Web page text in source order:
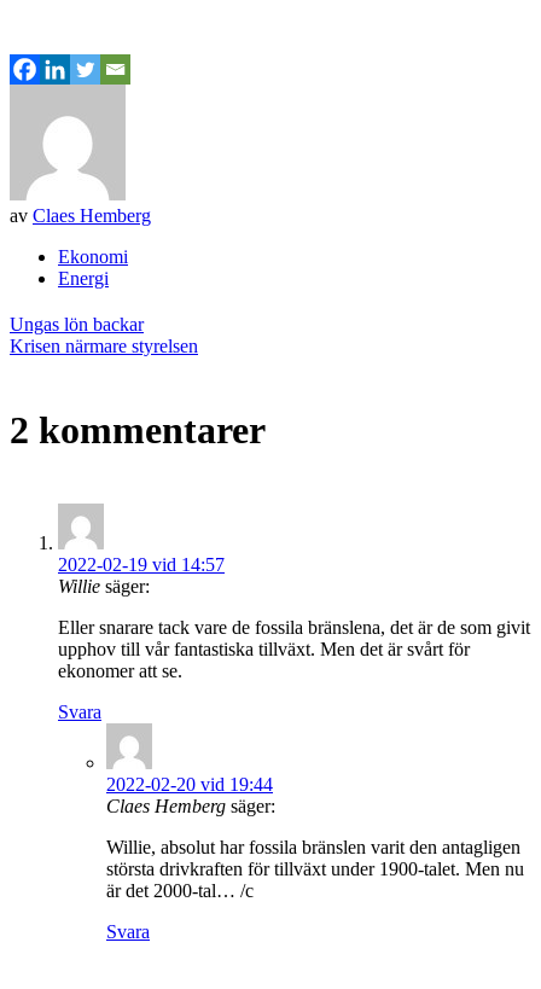
av Claes Hemberg
Ekonomi
Energi
Inläggsnavigering
Ungas lön backar
Krisen närmare styrelsen
2 kommentarer
2022-02-19 vid 14:57
Willie säger:
Eller snarare tack vare de fossila bränslena, det är de som givit
upphov till vår fantastiska tillväxt. Men det är svårt för
ekonomer att se.
Svara
2022-02-20 vid 19:44
Claes Hemberg säger:
Willie, absolut har fossila bränslen varit den antagligen
största drivkraften för tillväxt under 1900-talet. Men nu
är det 2000-tal… /c
Svara